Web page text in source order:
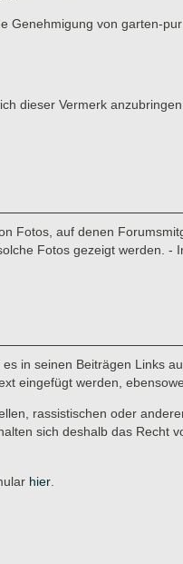
von garten-
dieser Vermerk
Fotos, auf denen
Fotos gezeigt werden.
in seinen Beiträgen Links
eingefügt werden,
rassistischen oder
sich deshalb das Recht
hier